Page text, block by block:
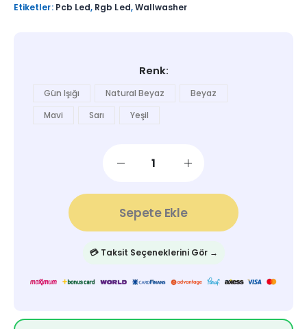
Etiketler: Pcb Led, Rgb Led,Wallwasher
Renk
Gün Işığı Natural Beyaz
Beyaz
Mavi
Sarı Yeşil
Sepete Ekle
💳 Taksit Seçeneklerini Gör →